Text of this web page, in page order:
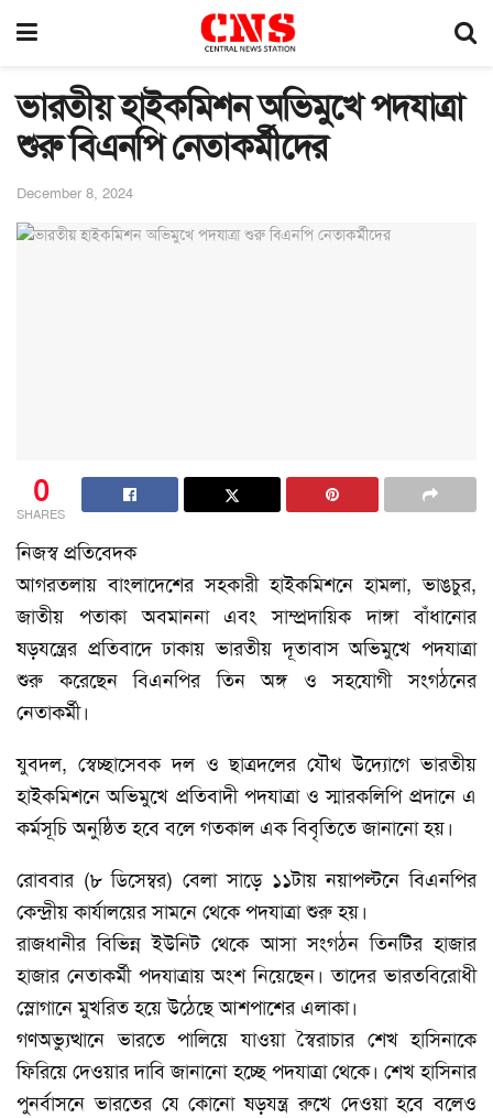
ভারতীয় হাইকমিশন অভিমুখে পদযাত্রা
শুরু বিএনপি নেতাকর্মীদের
December 8, 2024
0
SHARES
নিজস্ব প্রতিবেদক
আগরতলায় বাংলাদেশের সহকারী হাইকমিশনে হামলা, ভাঙচুর,
জাতীয় পতাকা অবমাননা এবং সাম্প্রদায়িক দাঙ্গা বাঁধানোর
ষড়যন্ত্রের প্রতিবাদে ঢাকায় ভারতীয় দূতাবাস অভিমুখে পদযাত্রা
শুরু করেছেন বিএনপির তিন অঙ্গ ও সহযোগী সংগঠনের
নেতাকর্মী।
যুবদল, স্বেচ্ছাসেবক দল ও ছাত্রদলের যৌথ উদ্যোগে ভারতীয়
হাইকমিশনে অভিমুখে প্রতিবাদী পদযাত্রা ও স্মারকলিপি প্রদানে এ
কর্মসূচি অনুষ্ঠিত হবে বলে গতকাল এক বিবৃতিতে জানানো হয়।
রোববার (৮ ডিসেম্বর) বেলা সাড়ে ১১টায় নয়াপল্টনে বিএনপির
কেন্দ্রীয় কার্যালয়ের সামনে থেকে পদযাত্রা শুরু হয়।
রাজধানীর বিভিন্ন ইউনিট থেকে আসা সংগঠন তিনটির হাজার
হাজার নেতাকর্মী পদযাত্রায় অংশ নিয়েছেন। তাদের ভারতবিরোধী
স্লোগানে মুখরিত হয়ে উঠেছে আশপাশের এলাকা।
গণঅভ্যুত্থানে ভারতে পালিয়ে যাওয়া স্বৈরাচার শেখ হাসিনাকে
ফিরিয়ে দেওয়ার দাবি জানানো হচ্ছে পদযাত্রা থেকে। শেখ হাসিনার
পুনর্বাসনে ভারতের যে কোনো ষড়যন্ত্র রুখে দেওয়া হবে বলেও